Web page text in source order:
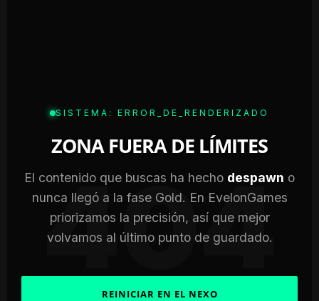
404
SISTEMA: ERROR_DE_RENDERIZADO
ZONA FUERA DE LÍMITES
El contenido que buscas ha hecho despawn o
nunca llegó a la fase Gold. En EvelonGames
priorizamos la precisión, así que mejor
volvamos al último punto de guardado.
REINICIAR EN EL NEXO